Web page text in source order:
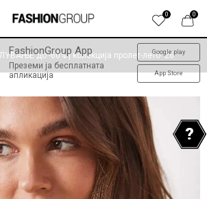
0
0
FashionGroup App
Преземи ја бесплатната
апликација
Google play
App Store
до -60% | колекција пролет-лето '26